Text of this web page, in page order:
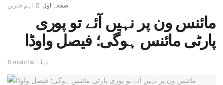
صفحہ اول اہم خبریں
مائنس ون پر نہیں آئے تو پوری
پارٹی مائنس ہوگی؛ فیصل واوڈا
8 months پہلے